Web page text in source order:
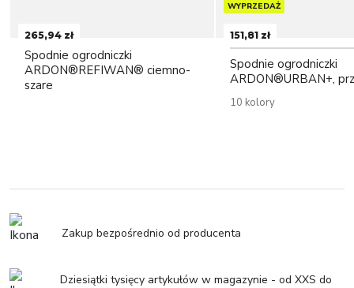
265,94 zł
Spodnie ogrodniczki
ARDON®REFIWAN® ciemno-
szare
WYPRZEDAŻ
151,81 zł
Spodnie ogrodniczki
ARDON®URBAN+,
10 kolory
Zakup bezpośrednio od producenta
Dziesiątki tysięcy artykułów w magazynie - od XXS do